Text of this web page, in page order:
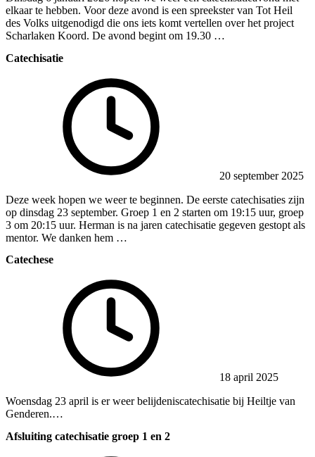
elkaar te hebben. Voor deze avond is een spreekster van Tot Heil
des Volks uitgenodigd die ons iets komt vertellen over het project
Scharlaken Koord. De avond begint om 19.30 …
Catechisatie
20 september 2025
Deze week hopen we weer te beginnen. De eerste catechisaties zijn
op dinsdag 23 september. Groep 1 en 2 starten om 19:15 uur, groep
3 om 20:15 uur. Herman is na jaren catechisatie gegeven gestopt als
mentor. We danken hem …
Catechese
18 april 2025
Woensdag 23 april is er weer belijdeniscatechisatie bij Heiltje van
Genderen.…
Afsluiting catechisatie groep 1 en 2